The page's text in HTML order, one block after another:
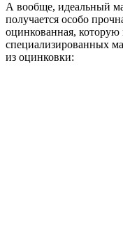
А вообще, идеальный
получается особо
оцинкованная,
специализированных
из оцинковки: